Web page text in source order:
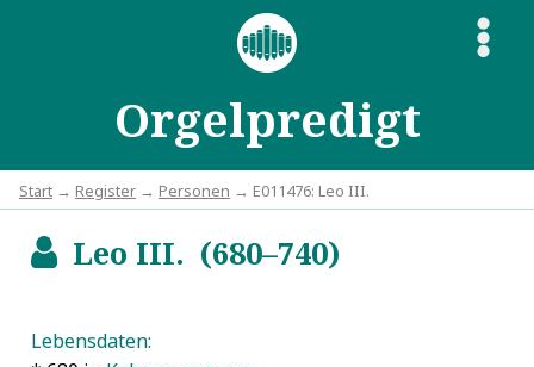
Orgelpredigt
S
Start → Register → Personen → E011476: Leo III.
bLeo III. (680–740)
Lebensdaten: